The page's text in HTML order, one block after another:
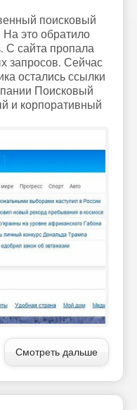
поисковый
это обратило
С сайта пропала
запросов. Сейчас
остались ссылки
Поисковый
и корпоративный
Смотреть дальше